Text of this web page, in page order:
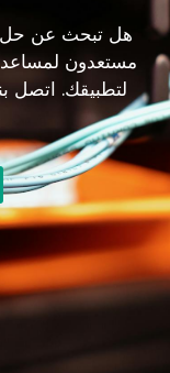
هل تبحث عن حل
مستعدون
لتطبيقك. اتصل